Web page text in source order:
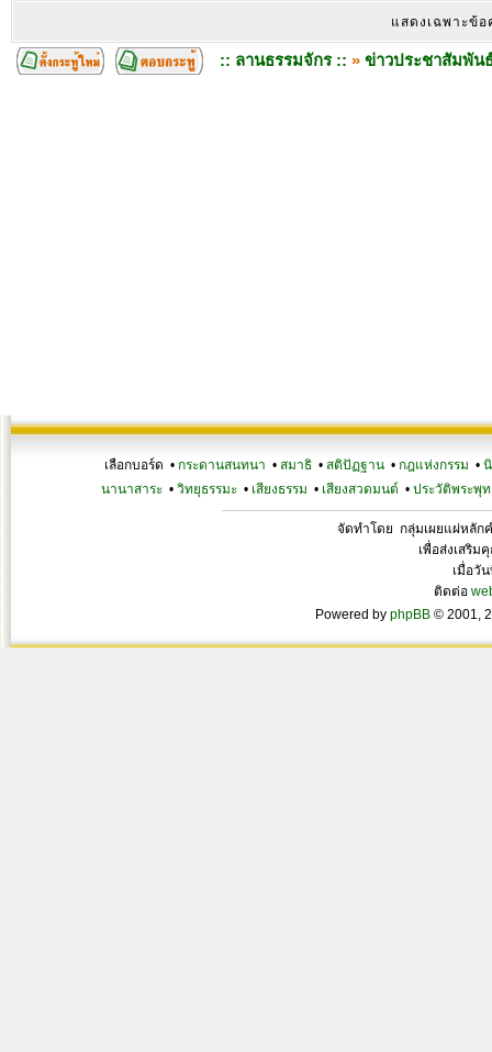
แสดงเฉพาะข้
:: ลานธรรมจักร :: » ข่าวประชาสัมพัน
เลือกบอร์ด • กระดานสนทนา • สมาธิ • สติปัฏฐาน • กฎแห่งกรรม •
นานาสาระ• วิทยุธรรมะ• เสียงธรรม • เสียงสวดมนต์ • ประวัติพระพุท
จัดทำโดย กลุ่มเผยแผ่หลัก
เพื่อส่งเสริม
เมื่อวั
ติดต่อ
Powered by phpBB © 2001,